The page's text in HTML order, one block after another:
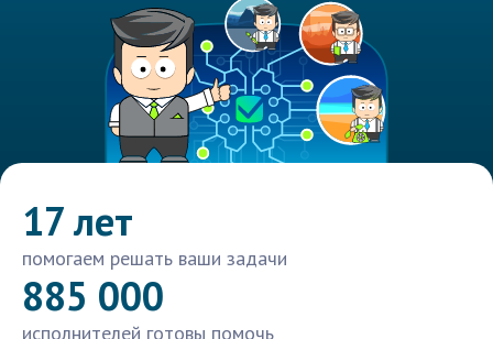
17 лет
помогаем решать ваши задачи
885 000
исполнителей готовы помочь